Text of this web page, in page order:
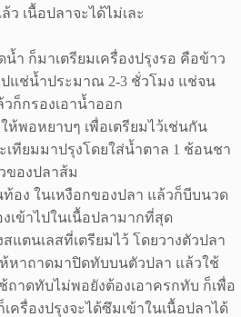
เนื้อปลาจะได้ไม่เละ
น้ำ ก็มาเตรียมเครื่องปรุงรอ คือข้าว
ปแช่น้ำประมาณ 2-3 ชั่วโมง แช่จน
ก็กรองเอาน้ำออก
ห้พอหยาบๆ เพื่อเตรียมไว้เช่นกัน
เทียมมาปรุงโดยใส่น้ำตาล 1 ช้อนชา
ของปลาส้ม
ท้อง ในเหงือกของปลา แล้วก็บีบนวด
เข้าไปในเนื้อปลามากที่สุด
แตนเลสที่เตรียมไว้ โดยวางตัวปลา
หาถาดมาปิดทับบนตัวปลา แล้วใช้
ถาดทับไม่พอยังต้องเอาครกทับ ก็เพื่อ
ครื่องปรุงจะได้ซึมเข้าในเนื้อปลาได้